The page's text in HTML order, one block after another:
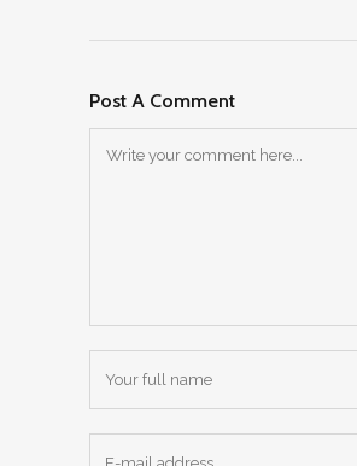
Post A Comment